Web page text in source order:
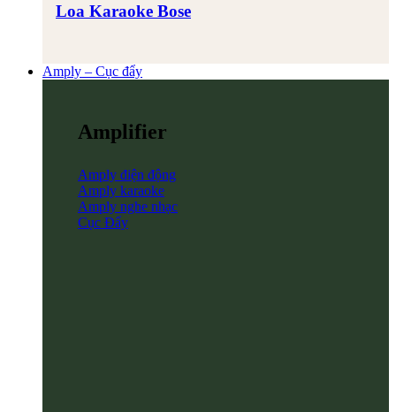
Loa Karaoke Bose
Amply – Cục đẩy
Amplifier
Amply điện động
Amply karaoke
Amply nghe nhạc
Cục Đẩy